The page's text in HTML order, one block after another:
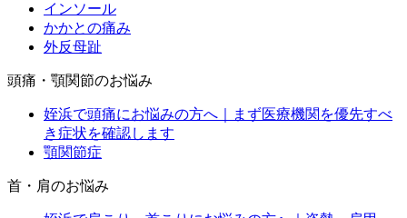
インソール
かかとの痛み
外反母趾
頭痛・顎関節のお悩み
姪浜で頭痛にお悩みの方へ｜まず医療機関を優先すべ
き症状を確認します
顎関節症
首・肩のお悩み